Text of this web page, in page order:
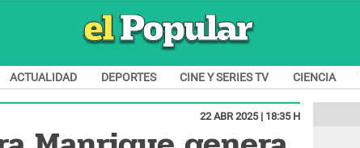
ACTUALIDAD DEPORTES CINE Y SERIES TV CIENCIA
22 ABR 2025 | 18:35 H